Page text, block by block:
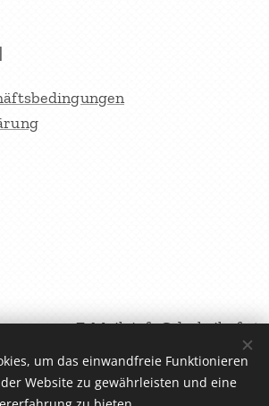
E-Mail: info@derkoihof.at
Koi und Zubehör: +43664/6505555
und Filtertechnik: +43664/4239891
um das einwandfreie Funktionieren
Website zu gewährleisten und eine